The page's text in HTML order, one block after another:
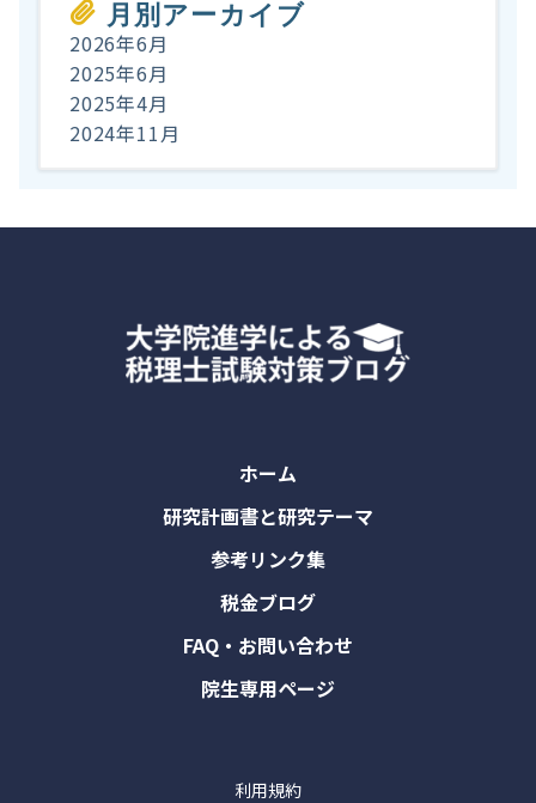
月別アーカイブ
2026年6月
2025年6月
2025年4月
2024年11月
ホーム
研究計画書と研究テーマ
参考リンク集
税金ブログ
FAQ・お問い合わせ
院生専用ページ
利用規約